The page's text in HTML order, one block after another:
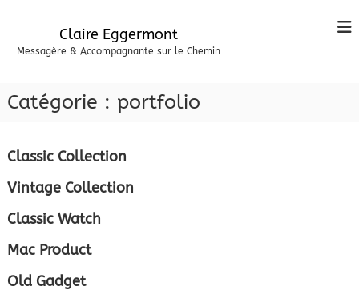
Claire Eggermont
Messagère & Accompagnante sur le Chemin
Catégorie : portfolio
Classic Collection
Vintage Collection
Classic Watch
Mac Product
Old Gadget